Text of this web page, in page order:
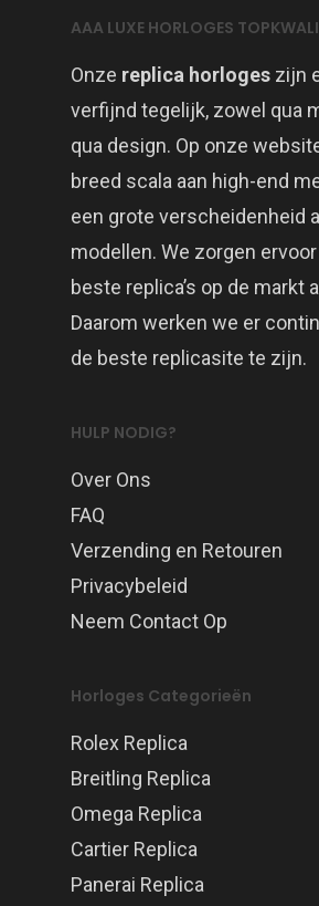
AAA LUXE HORLOGES
Onze replica horloges zijn
verfijnd tegelijk, zowel qua
qua design. Op onze
breed scala aan high-end
een grote verscheidenheid
modellen. We zorgen
beste replica’s op de markt
Daarom werken we er
de beste replicasite te zijn.
HULP NODIG?
Over Ons
FAQ
Verzending en Retouren
Privacybeleid
Neem Contact Op
Horloges Categorieën
Rolex Replica
Breitling Replica
Omega Replica
Cartier Replica
Panerai Replica